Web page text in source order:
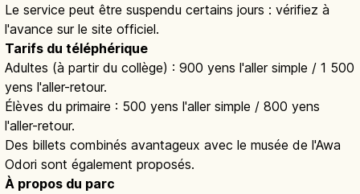
Le service peut être suspendu certains jours : vérifiez à
l'avance sur le site officiel.
Tarifs du téléphérique
Adultes (à partir du collège) : 900 yens l'aller simple / 1 500
yens l'aller-retour.
Élèves du primaire : 500 yens l'aller simple / 800 yens
l'aller-retour.
Des billets combinés avantageux avec le musée de l'Awa
Odori sont également proposés.
À propos du parc